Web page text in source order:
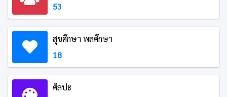
53
สุขศึกษา พลศึกษา
18
ศิลปะ